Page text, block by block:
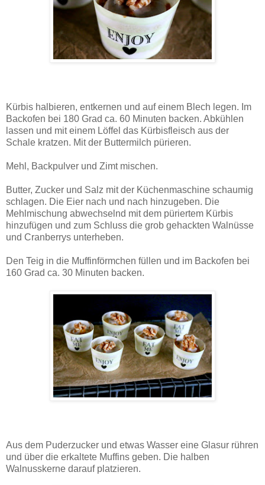
Kürbis halbieren, entkernen und auf einem Blech legen. Im
Backofen bei 180 Grad ca. 60 Minuten backen. Abkühlen
lassen und mit einem Löffel das Kürbisfleisch aus der
Schale kratzen. Mit der Buttermilch pürieren.
Mehl, Backpulver und Zimt mischen.
Butter, Zucker und Salz mit der Küchenmaschine schaumig
schlagen. Die Eier nach und nach hinzugeben. Die
Mehlmischung abwechselnd mit dem püriertem Kürbis
hinzufügen und zum Schluss die grob gehackten Walnüsse
und Cranberrys unterheben.
Den Teig in die Muffinförmchen füllen und im Backofen bei
160 Grad ca. 30 Minuten backen.
Aus dem Puderzucker und etwas Wasser eine Glasur rühren
und über die erkaltete Muffins geben. Die halben
Walnusskerne darauf platzieren.